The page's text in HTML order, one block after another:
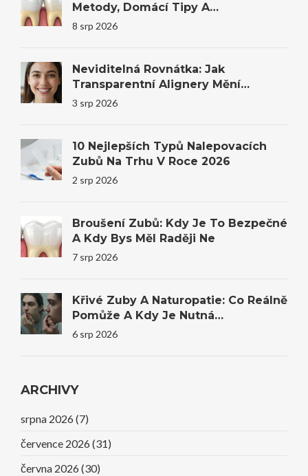
Metody, Domácí Tipy A
Profesionální Bělení
8 srp 2026
Neviditelná Rovnátka: Jak
Transparentní Alignery Mění
Úsměvy I Sebevědomí
3 srp 2026
10 Nejlepších Typů Nalepovacích
Zubů Na Trhu V Roce 2026
2 srp 2026
Broušení Zubů: Kdy Je To Bezpečné
A Kdy Bys Měl Raději Ne
7 srp 2026
Křivé Zuby A Naturopatie: Co Reálně
Pomůže A Kdy Je Nutná
Stomatologie
6 srp 2026
ARCHIVY
srpna 2026 (7)
července 2026 (31)
června 2026 (30)